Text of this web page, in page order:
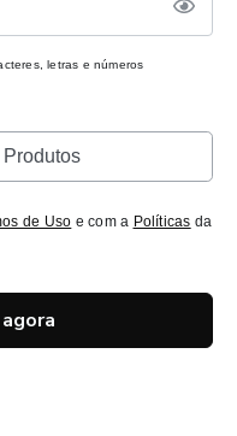
letras e números
de Uso e com a Políticas da